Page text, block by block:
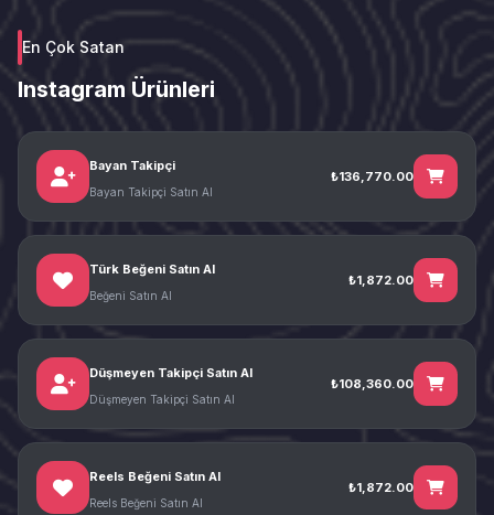
En Çok Satan
Instagram Ürünleri
Bayan Takipçi
Bayan Takipçi Satın Al
₺136,770.00
Türk Beğeni Satın Al
Beğeni Satın Al
₺1,872.00
Düşmeyen Takipçi Satın Al
Düşmeyen Takipçi Satın Al
₺108,360.00
Reels Beğeni Satın Al
Reels Beğeni Satın Al
₺1,872.00